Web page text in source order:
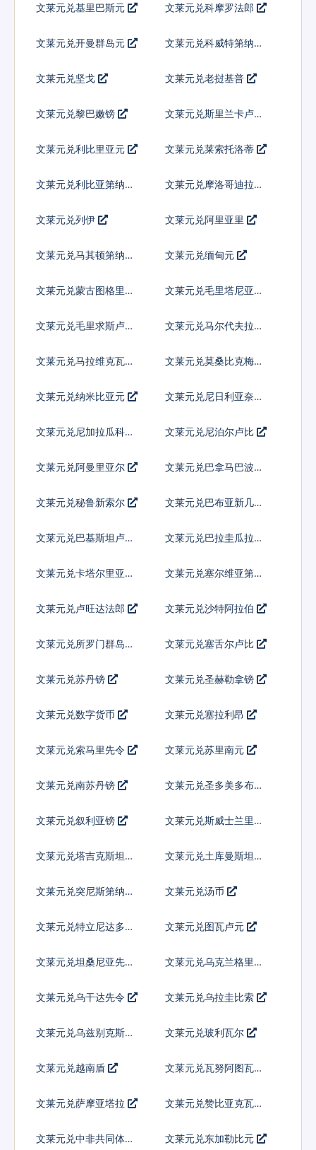
文莱元兑基里巴斯元 文莱元兑科摩罗法郎
文莱元兑开曼群岛元 文莱元兑科威特第纳尔
文莱元兑坚戈 文莱元兑老挝基普
文莱元兑黎巴嫩镑 文莱元兑斯里兰卡卢比
文莱元兑利比里亚元 文莱元兑莱索托洛蒂
文莱元兑利比亚第纳尔 文莱元兑摩洛哥迪拉姆
文莱元兑列伊 文莱元兑阿里亚里
文莱元兑马其顿第纳尔 文莱元兑缅甸元
文莱元兑蒙古图格里克
文莱元兑毛里塔尼亚乌
文莱元兑毛里求斯卢比
文莱元兑马尔代夫拉菲
文莱元兑马拉维克瓦查
文莱元兑莫桑比克梅蒂
文莱元兑纳米比亚元 文莱元兑尼日利亚奈拉
文莱元兑尼加拉瓜科多
文莱元兑尼泊尔卢比
文莱元兑阿曼里亚尔 文莱元兑巴拿马巴波亚
文莱元兑秘鲁新索尔
文莱元兑巴布亚新几内
文莱元兑巴基斯坦卢比 文莱元兑巴拉圭瓜拉尼
文莱元兑卡塔尔里亚尔
文莱元兑塞尔维亚第纳
文莱元兑卢旺达法郎 文莱元兑沙特阿拉伯
文莱元兑所罗门群岛元 文莱元兑塞舌尔卢比
文莱元兑苏丹镑 文莱元兑圣赫勒拿镑
文莱元兑数字货币 文莱元兑塞拉利昂
文莱元兑索马里先令 文莱元兑苏里南元
文莱元兑南苏丹镑 文莱元兑圣多美多布拉
文莱元兑叙利亚镑
文莱元兑斯威士兰里兰
文莱元兑塔吉克斯坦索
文莱元兑土库曼斯坦马
文莱元兑突尼斯第纳尔 文莱元兑汤币
文莱元兑特立尼达多巴
文莱元兑图瓦卢元
文莱元兑坦桑尼亚先令
文莱元兑乌克兰格里夫
文莱元兑乌干达先令 文莱元兑乌拉圭比索
文莱元兑乌兹别克斯坦
文莱元兑玻利瓦尔
文莱元兑越南盾 文莱元兑瓦努阿图瓦图
文莱元兑萨摩亚塔拉 文莱元兑赞比亚克瓦查
文莱元兑中非共同体法 文莱元兑东加勒比元